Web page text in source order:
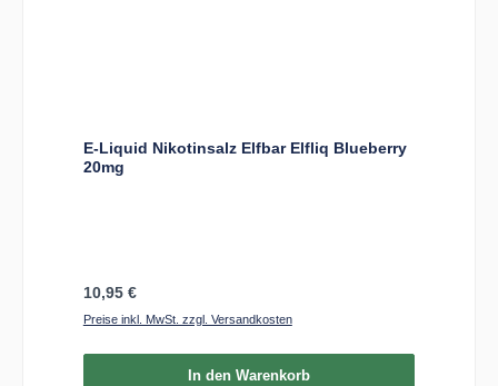
E-Liquid Nikotinsalz Elfbar Elfliq Blueberry
20mg
Regulärer Preis:
10,95 €
Preise inkl. MwSt. zzgl. Versandkosten
In den Warenkorb